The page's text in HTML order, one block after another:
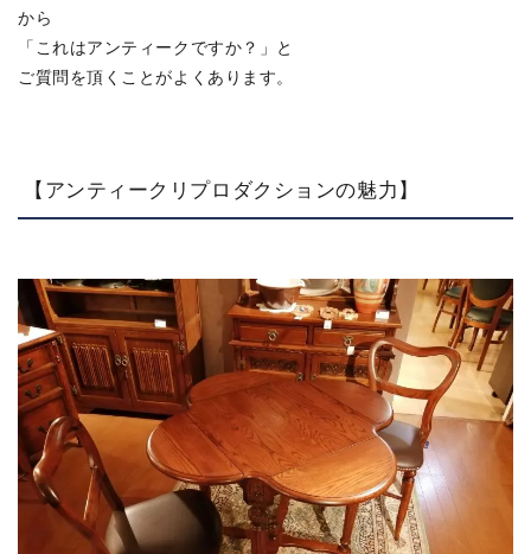
から
「これはアンティークですか？」と
ご質問を頂くことがよくあります。
【アンティークリプロダクションの魅力】